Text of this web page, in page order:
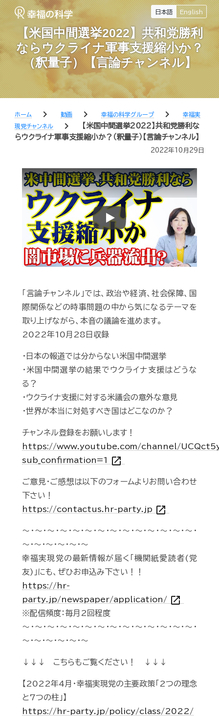
日本語 English
【米国中間選挙2022】共和党勝利
ならウクライナ軍事支援縮小か？
（釈量子）【言論チャンネル】
ホーム chevron_right 動画 chevron_right 幸福の科学グループ chevron_right
幸福実
現党チャンネル
chevron_right
【米国中間選挙2022】共和党勝利な
らウクライナ軍事支援縮小か？（釈量子）【言論チャンネル】
2022年10月29日
Play
「言論チャンネル」では、政治や経済、社会保障、国
際関係などの時事問題の中から気になるテーマを
取り上げながら、本音の議論を進めます。
2022年10月28日収録
・日本の報道では分からない米国中間選挙
・米国中間選挙の結果でウクライナ支援はどうな
る？
・ウクライナ支援に対する米議会の意外な意見
・世界が本当に対処すべき国はどこなのか？
チャンネル登録をお願いします！
https://www.youtube.com/channel/
sub_confirmation=1 open_in_new
ご意見・ご感想は以下のフォームよりお問い合わせ
下さい！
https://contactus.hr-party.jp open_in_new
～・～・～・～・～・～・～・～・～・～・～・～・～・～・
～・～・～・～・～・～
幸福実現党の最新情報が届く「機関紙愛読者(党
友)」にも、ぜひお申込み下さい！！
https://hr-
party.jp/newspaper/application/ open_in_new
※配信頻度：毎月2回程度
～・～・～・～・～・～・～・～・～・～・～・～・～・～・
～・～・～・～・～・～
↓↓↓ こちらもご覧ください！ ↓↓↓
【2022年4月・幸福実現党の主要政策「2つの理念
と7つの柱」】
https://hr-party.jp/policy/class/2022/